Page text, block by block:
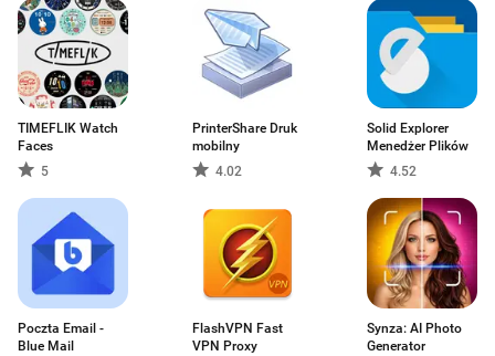
TIMEFLIK Watch
Faces
5
PrinterShare Druk
mobilny
4.02
Solid Explorer
Menedżer Plików
4.52
Poczta Email -
Blue Mail
FlashVPN Fast
VPN Proxy
Synza: AI Photo
Generator